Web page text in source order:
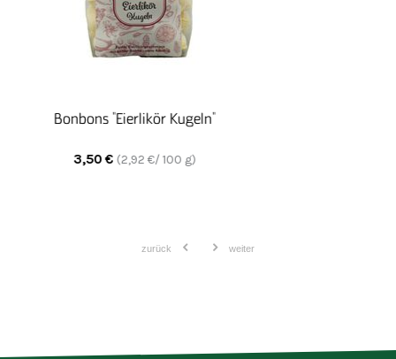
In unserer Schreinerei produzieren seit vielen
Jahren über 80 Menschen mit Behinderung
Bonbon "American Cola"
3,50€( 2,92
zurück weiter